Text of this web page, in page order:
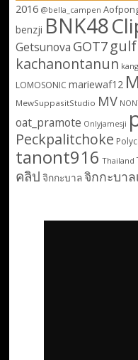
2016 @bella_campen
benzji BNK48
Getsunova GOT7
kachanontanun
LOMOSONIC mariewaf12
MewSuppasitStudio MV
oat_pramote Onlyjamesji
Peckpalitchoke
tanont916 Thailand
คลิป จิกกะบาลจิกกะบา